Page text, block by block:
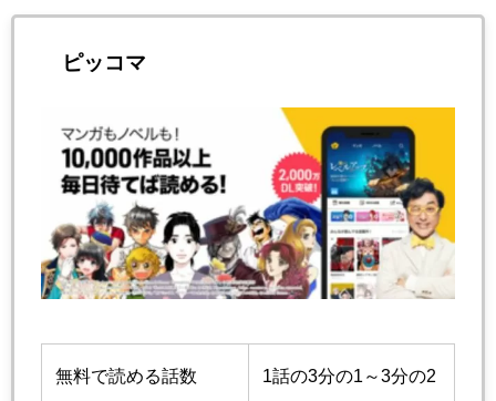
ピッコマ
無料で読める話数 1話の3分の1～3分の2